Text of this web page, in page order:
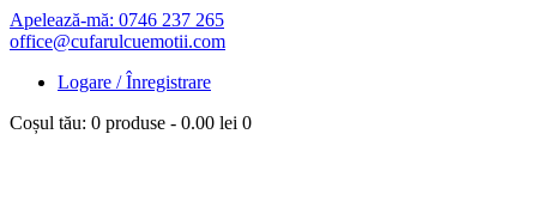
Apelează-mă: 0746 237 265
office@cufarulcuemotii.com
Logare / Înregistrare
Coșul tău: 0 produse - 0.00 lei 0